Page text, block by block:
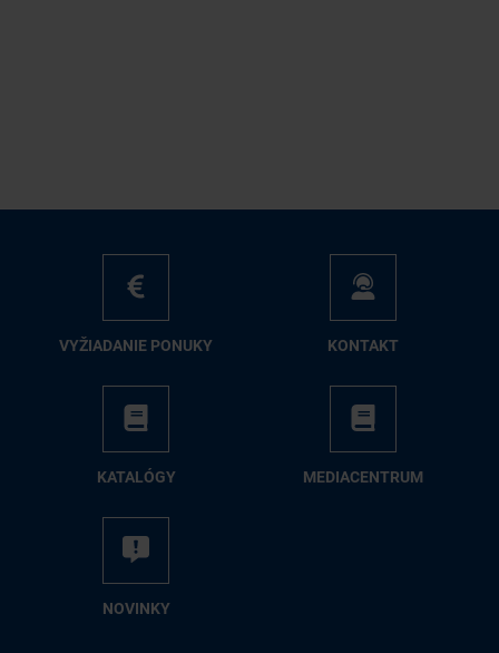
VY­ŽIA­DA­NIE PO­NU­KY KON­TAKT
KA­TA­LÓ­GY ME­DIA­CEN­TRUM
NO­VIN­KY